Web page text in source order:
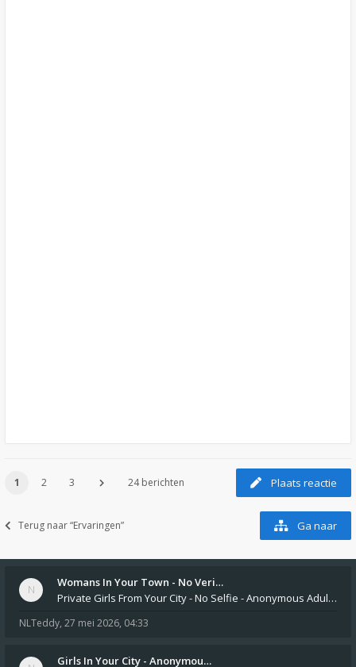
1 2 3 24 berichten Plaats reactie
Terug naar “Ervaringen” Ga naar
Womans In Your Town - No Veri…
Private Girls From Your City - No Selfie - Anonymous Adult Dating https://privatedates.live Private Girls In Your
NLTeddy, 27 mei 2026, 04:33
Girls In Your City - Anonymou…